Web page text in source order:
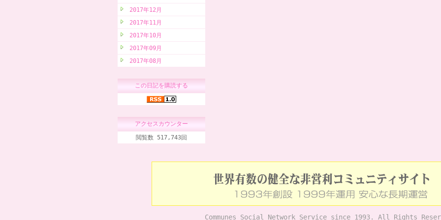
2017年12月
2017年11月
2017年10月
2017年09月
2017年08月
この日記を購読する
アクセスカウンター
閲覧数 517,743回
Communes Social Network Service since 1993. All Rights